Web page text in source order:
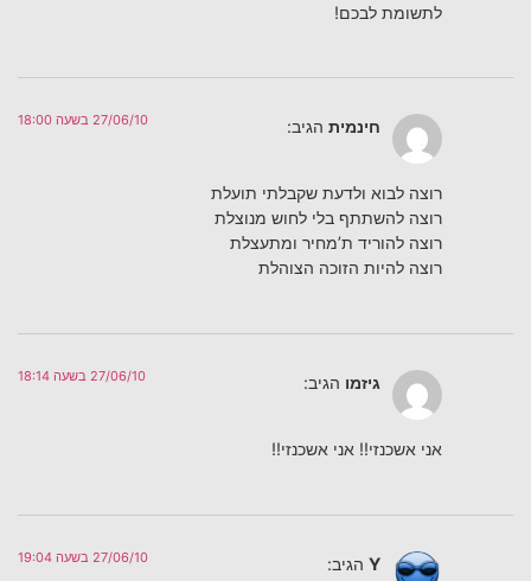
לתשומת לבכם!
חינמית הגיב: 27/06/10 בשעה 18:00
רוצה לבוא ולדעת שקבלתי תועלת
רוצה להשתתף בלי לחוש מנוצלת
רוצה להוריד ת’מחיר ומתעצלת
רוצה להיות הזוכה הצוהלת
גיזמו הגיב: 27/06/10 בשעה 18:14
אני אשכנזי!! אני אשכנזי!!
Y הגיב: 27/06/10 בשעה 19:04